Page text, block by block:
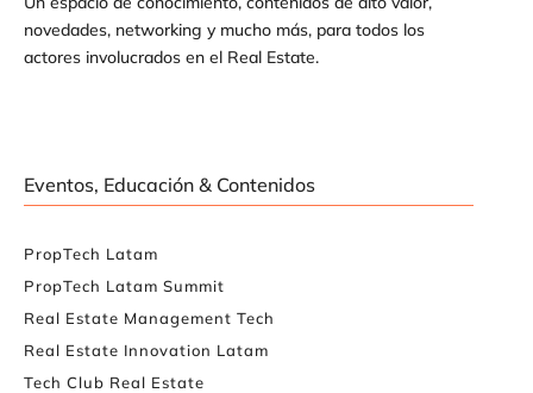
novedades, networking y mucho más, para todos los
actores involucrados en el Real Estate.
Eventos, Educación & Contenidos
PropTech Latam
PropTech Latam Summit
Real Estate Management Tech
Real Estate Innovation Latam
Tech Club Real Estate